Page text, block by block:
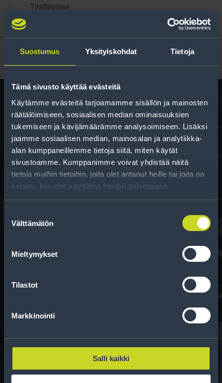
Suostumus Yksityiskohdat Tietoja
Tämä sivusto käyttää evästeitä
Käytämme evästeitä tarjoamamme sisällön ja mainosten
räätälöimiseen, sosiaalisen median ominaisuuksien
tukemiseen ja kävijämäärämme analysoimiseen. Lisäksi
jaamme sosiaalisen median, mainosalan ja analytiikka-
alan kumppaneillemme tietoja siitä, miten käytät
sivustoamme. Kumppanimme voivat yhdistää näitä
tietoja muihin tietoihin, joita olet antanut heille tai joita on
kerätty, kun olet käyttänyt heidän palvelujaan.
valinta
Välttämätön
Mieltymykset
Tilastot
Markkinointi
Salli kaikki
Tilattavissa
Rengas­laskuri
Auttaa sinua valitsemaan oikean kokoisen renkaan,
kun vaihdat rengaskokoa.
Rengasinfo